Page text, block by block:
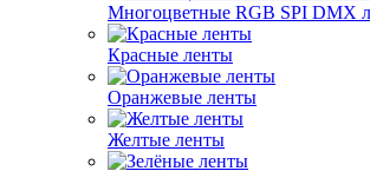
Многоцветные RGB SPI DMX
Красные ленты
Оранжевые ленты
Желтые ленты